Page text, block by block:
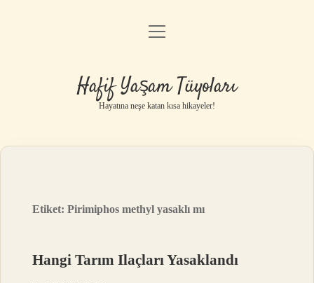
Anasayfa
Yasal Uyarı
menüyü
Hafif Yaşam Tüyoları
Hayatına neşe katan kısa hikayeler!
Etiket:Pirimiphos methyl yasaklı mı
Hangi Tarım Ilaçları Yasaklandı